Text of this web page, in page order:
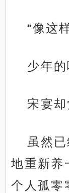
“像这
少年的
宋宴却
虽然
地重新养
个人孤零